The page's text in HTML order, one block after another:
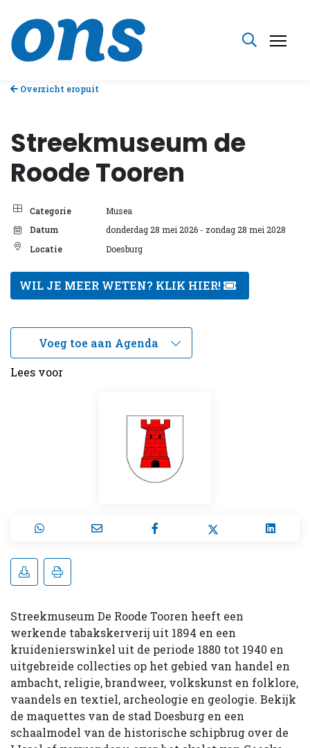
Overzicht eropuit
Streekmuseum de
Roode Tooren
Categorie
Musea
Datum
donderdag 28 mei 2026 - zondag 28 mei 2028
Locatie
Doesburg
WIL JE MEER WETEN? KLIK HIER!
Lees voor
Streekmuseum De Roode Tooren heeft een
werkende tabakskerverij uit 1894 en een
kruidenierswinkel uit de periode 1880 tot 1940 en
uitgebreide collecties op het gebied van handel en
ambacht, religie, brandweer, volkskunst en folklore,
vaandels en textiel, archeologie en geologie. Bekijk
de maquettes van de stad Doesburg en een
schaalmodel van de historische schipbrug over de